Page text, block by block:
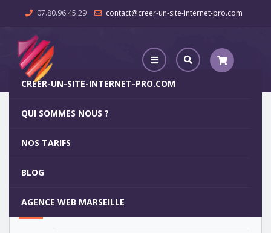
07.80.96.45.29 contact@creer-un-site-internet-pro.com
CREER-UN-SITE-INTERNET-PRO.COM
QUI SOMMES NOUS ?
NOS TARIFS
BLOG
AGENCE WEB MARSEILLE
Agence Web Nantoin
5
Votre site internet pour 29€